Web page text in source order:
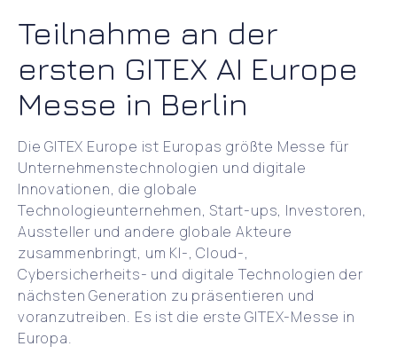
Teilnahme an der
ersten GITEX AI Europe
Messe in Berlin
Die GITEX Europe ist Europas größte Messe für
Unternehmenstechnologien und digitale
Innovationen, die globale
Technologieunternehmen, Start-ups, Investoren,
Aussteller und andere globale Akteure
zusammenbringt, um KI-, Cloud-,
Cybersicherheits- und digitale Technologien der
nächsten Generation zu präsentieren und
voranzutreiben. Es ist die erste GITEX-Messe in
Europa.